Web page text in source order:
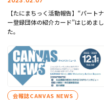
【たにまちっく活動報告】“パートナ
ー登録団体の紹介カード”はじめまし
た。
会報誌CANVAS NEWS